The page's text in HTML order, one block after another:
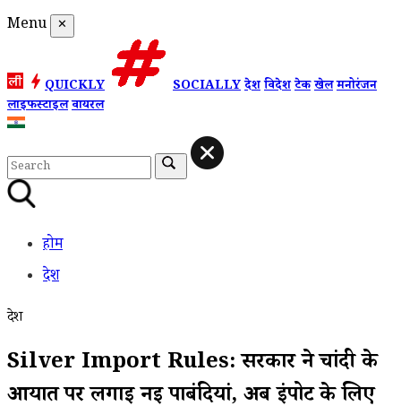
Menu ✕
QUICKLY SOCIALLYदेशविदेशटेकखेलमनोरंजन
लाइफस्टाइलवायरल
होम
देश
देश
Silver Import Rules: सरकार ने चांदी के
आयात पर लगाई नई पाबंदियां, अब इंपोर्ट के लिए